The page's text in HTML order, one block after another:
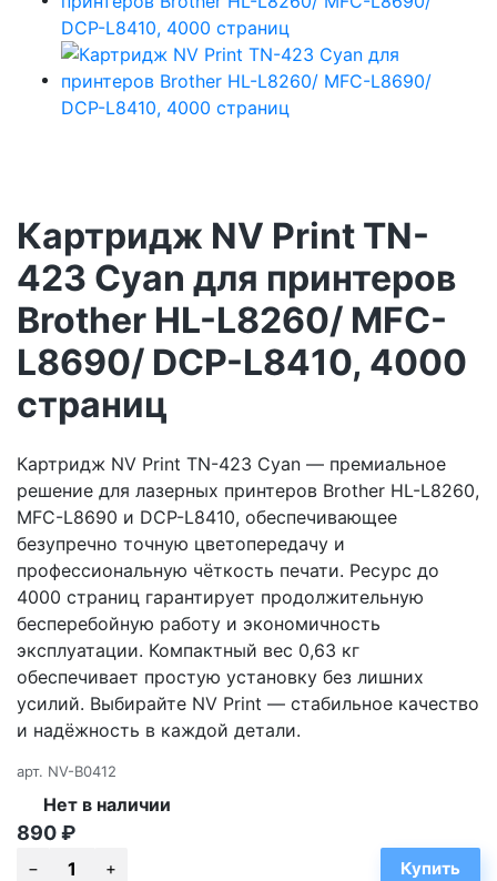
Картридж NV Print TN-
423 Cyan для принтеров
Brother HL-L8260/ MFC-
L8690/ DCP-L8410, 4000
страниц
Картридж NV Print TN-423 Cyan — премиальное
решение для лазерных принтеров Brother HL-L8260,
MFC-L8690 и DCP-L8410, обеспечивающее
безупречно точную цветопередачу и
профессиональную чёткость печати. Ресурс до
4000 страниц гарантирует продолжительную
бесперебойную работу и экономичность
эксплуатации. Компактный вес 0,63 кг
обеспечивает простую установку без лишних
усилий. Выбирайте NV Print — стабильное качество
и надёжность в каждой детали.
арт. NV-B0412
Нет в наличии
890₽